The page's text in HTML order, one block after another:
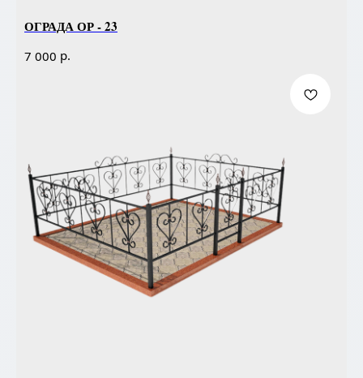
ОГРАДА ОР - 23
7 000 р.